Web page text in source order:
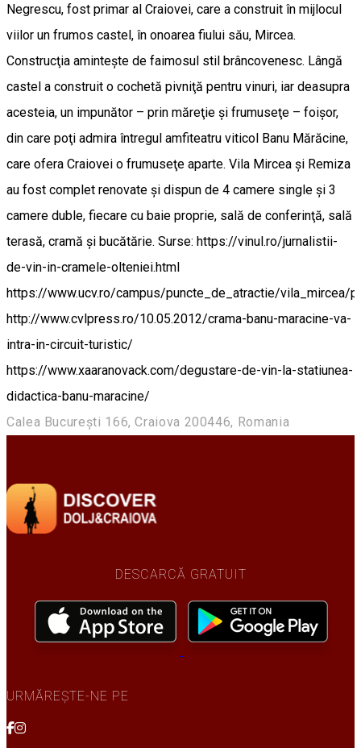
Negrescu, fost primar al Craiovei, care a construit în mijlocul
viilor un frumos castel, în onoarea fiului său, Mircea.
Construcţia aminteşte de faimosul stil brâncovenesc. Lângă
castel a construit o cochetă pivniţă pentru vinuri, iar deasupra
acesteia, un impunător – prin măreţie şi frumuseţe – foişor,
din care poţi admira întregul amfiteatru viticol Banu Mărăcine,
care ofera Craiovei o frumuseţe aparte. Vila Mircea şi Remiza
au fost complet renovate şi dispun de 4 camere single şi 3
camere duble, fiecare cu baie proprie, sală de conferinţă, sală
terasă, cramă şi bucătărie. Surse: https://vinul.ro/jurnalistii-
de-vin-in-cramele-olteniei.html
https://www.ucv.ro/campus/puncte_de_atractie/vila_mircea/
http://www.cvlpress.ro/10.05.2012/crama-banu-maracine-va-
intra-in-circuit-turistic/
https://www.xaaranovack.com/degustare-de-vin-la-statiunea-
didactica-banu-maracine/
Calea București 166, Craiova 200446, Romania
DESCARCĂ GRATUIT
URMĂREȘTE-NE PE